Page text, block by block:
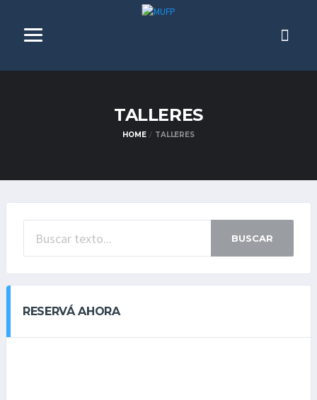
TALLERES
HOME TALLERES
BUSCAR
RESERVÁ AHORA